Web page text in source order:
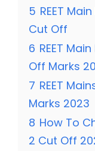
5 REET
Cut Off
6 REET
Off Marks
7 REET
Marks 2023
8 How To
2 Cut Off